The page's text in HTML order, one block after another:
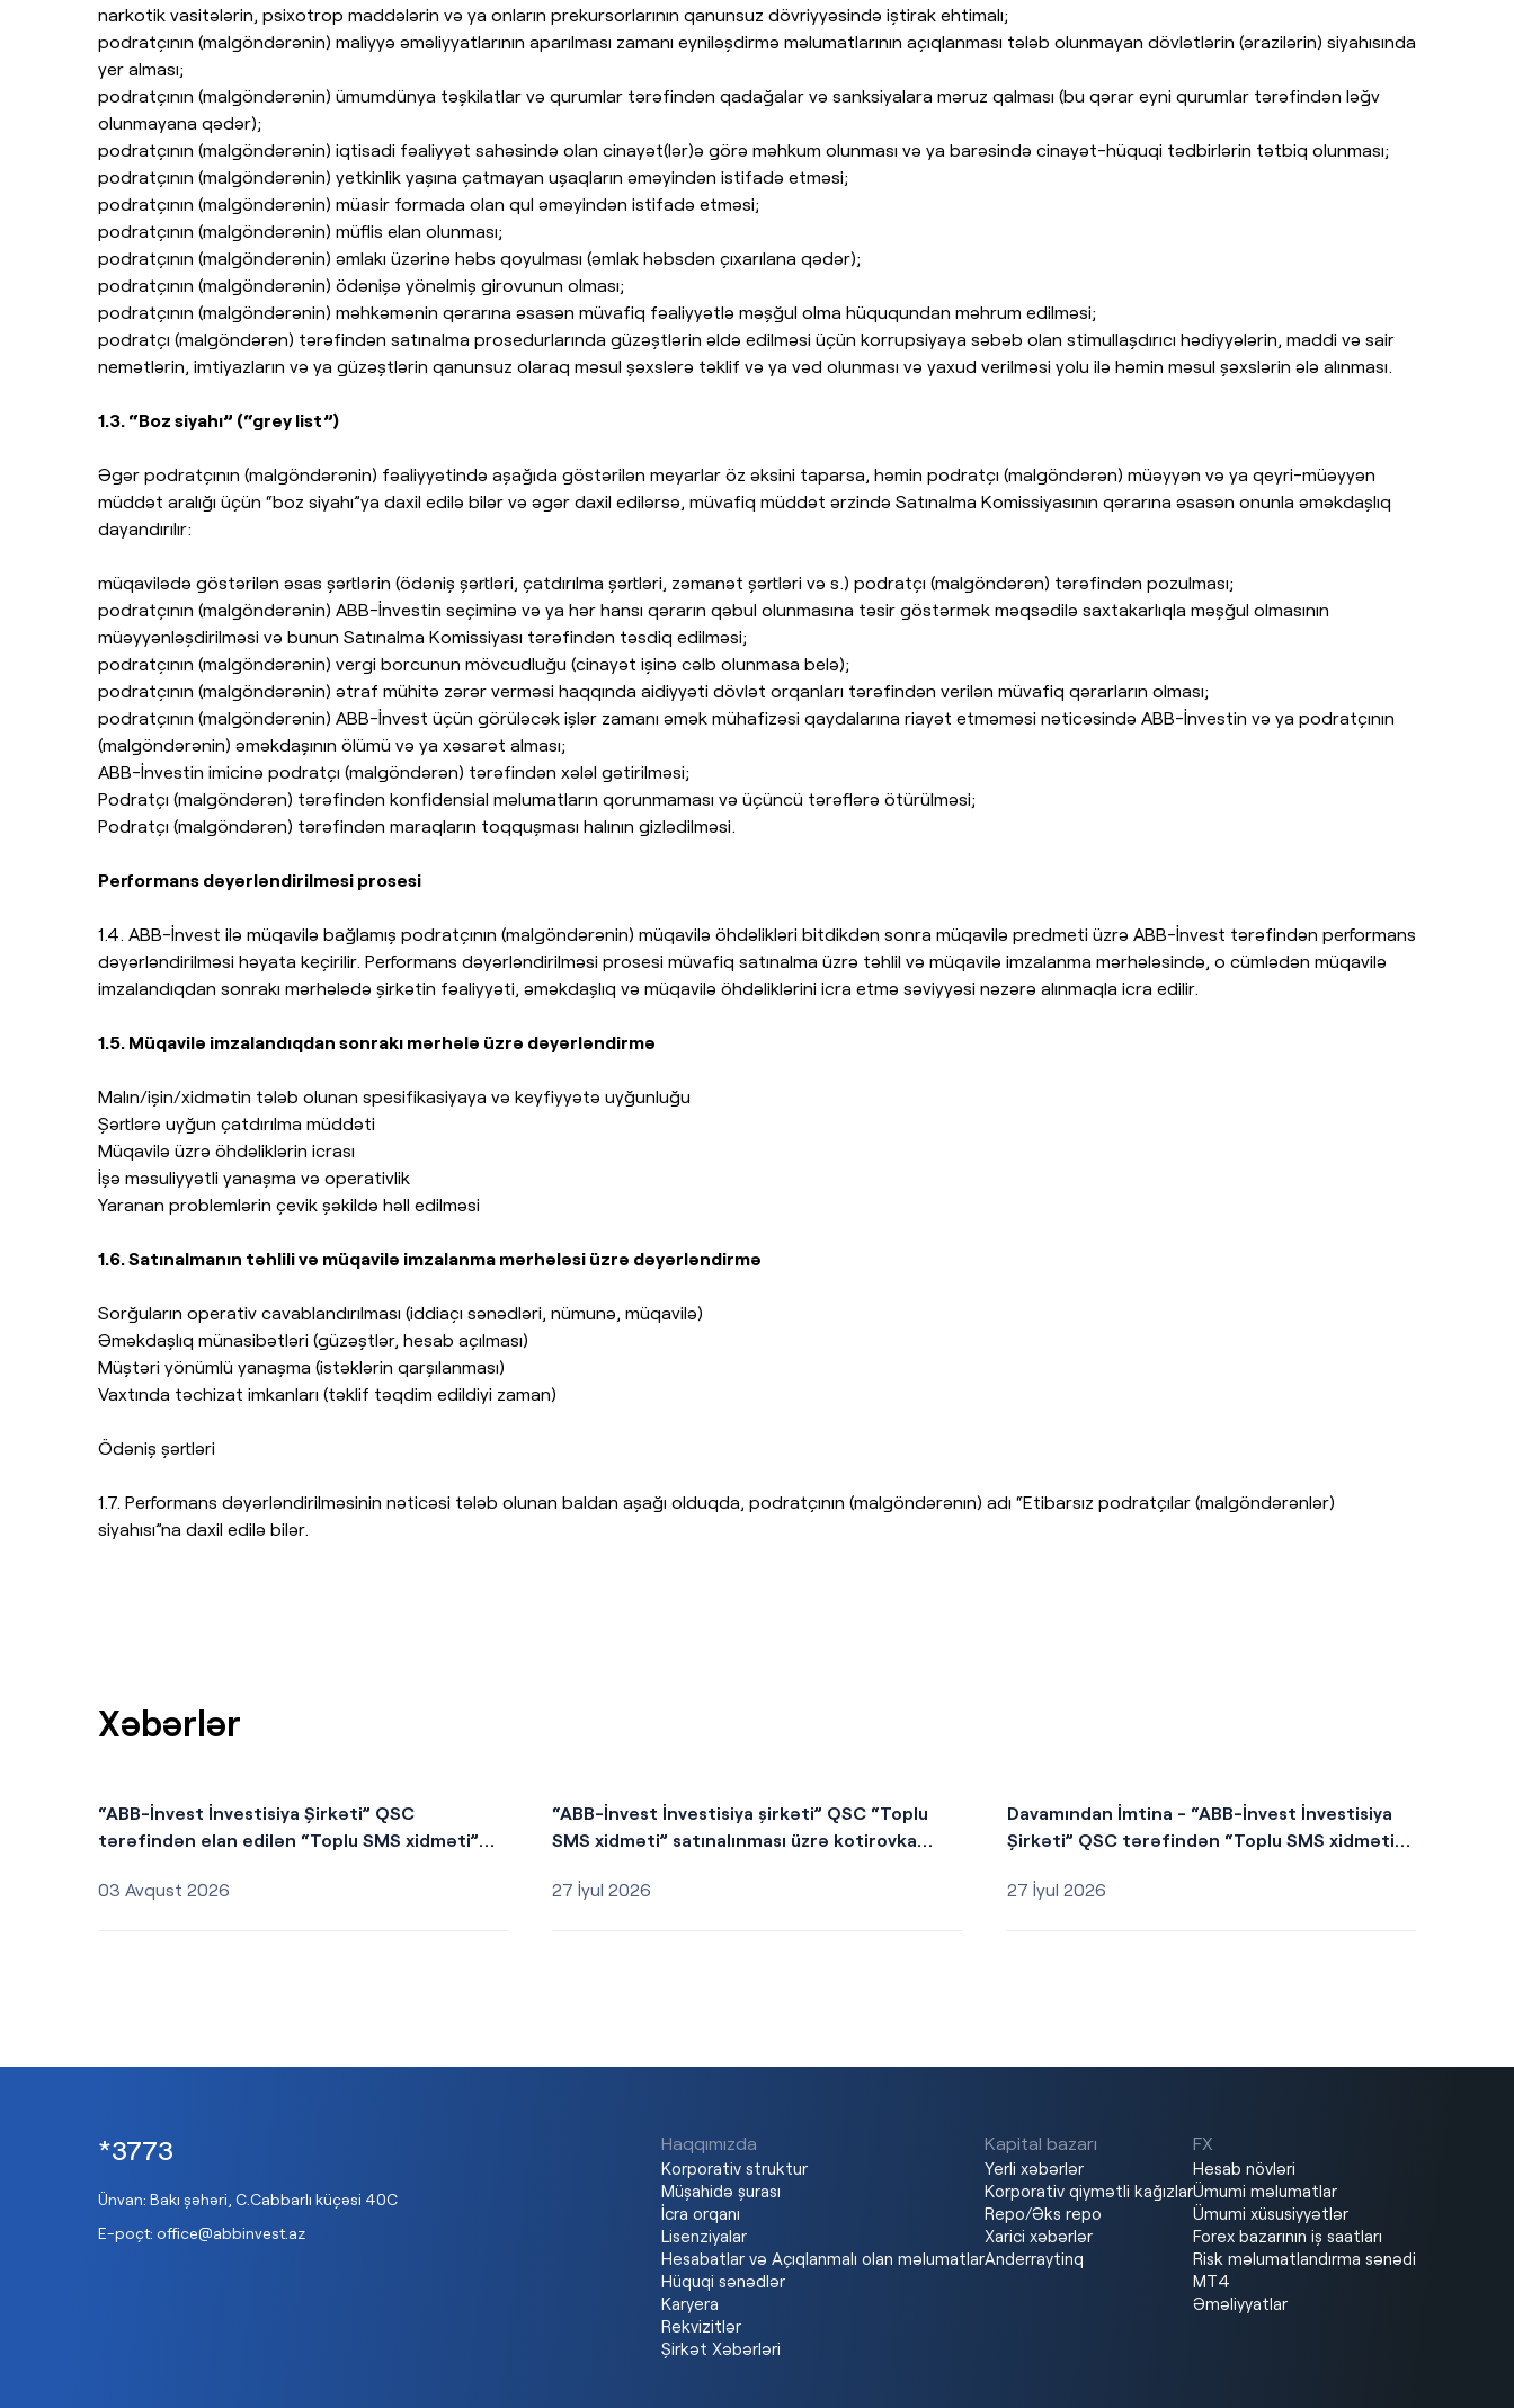
narkotik vasitələrin, psixotrop maddələrin və ya onların prekursorlarının qanunsuz dövriyyəsində iştirak ehtimalı;
podratçının (malgöndərənin) maliyyə əməliyyatlarının aparılması zamanı eyniləşdirmə məlumatlarının açıqlanması tələb olunmayan dövlətlərin (ərazilərin) siyahısında
yer alması;
podratçının (malgöndərənin) ümumdünya təşkilatlar və qurumlar tərəfindən qadağalar və sanksiyalara məruz qalması (bu qərar eyni qurumlar tərəfindən ləğv
olunmayana qədər);
podratçının (malgöndərənin) iqtisadi fəaliyyət sahəsində olan cinayət(lər)ə görə məhkum olunması və ya barəsində cinayət-hüquqi tədbirlərin tətbiq olunması;
podratçının (malgöndərənin) yetkinlik yaşına çatmayan uşaqların əməyindən istifadə etməsi;
podratçının (malgöndərənin) müasir formada olan qul əməyindən istifadə etməsi;
podratçının (malgöndərənin) müflis elan olunması;
podratçının (malgöndərənin) əmlakı üzərinə həbs qoyulması (əmlak həbsdən çıxarılana qədər);
podratçının (malgöndərənin) ödənişə yönəlmiş girovunun olması;
podratçının (malgöndərənin) məhkəmənin qərarına əsasən müvafiq fəaliyyətlə məşğul olma hüququndan məhrum edilməsi;
podratçı (malgöndərən) tərəfindən satınalma prosedurlarında güzəştlərin əldə edilməsi üçün korrupsiyaya səbəb olan stimullaşdırıcı hədiyyələrin, maddi və sair
nemətlərin, imtiyazların və ya güzəştlərin qanunsuz olaraq məsul şəxslərə təklif və ya vəd olunması və yaxud verilməsi yolu ilə həmin məsul şəxslərin ələ alınması.
1.3. “Boz siyahı” (“grey list”)
Əgər podratçının (malgöndərənin) fəaliyyətində aşağıda göstərilən meyarlar öz əksini taparsa, həmin podratçı (malgöndərən) müəyyən və ya qeyri-müəyyən
müddət aralığı üçün “boz siyahı”ya daxil edilə bilər və əgər daxil edilərsə, müvafiq müddət ərzində Satınalma Komissiyasının qərarına əsasən onunla əməkdaşlıq
dayandırılır:
müqavilədə göstərilən əsas şərtlərin (ödəniş şərtləri, çatdırılma şərtləri, zəmanət şərtləri və s.) podratçı (malgöndərən) tərəfindən pozulması;
podratçının (malgöndərənin) ABB-İnvestin seçiminə və ya hər hansı qərarın qəbul olunmasına təsir göstərmək məqsədilə saxtakarlıqla məşğul olmasının
müəyyənləşdirilməsi və bunun Satınalma Komissiyası tərəfindən təsdiq edilməsi;
podratçının (malgöndərənin) vergi borcunun mövcudluğu (cinayət işinə cəlb olunmasa belə);
podratçının (malgöndərənin) ətraf mühitə zərər verməsi haqqında aidiyyəti dövlət orqanları tərəfindən verilən müvafiq qərarların olması;
podratçının (malgöndərənin) ABB-İnvest üçün görüləcək işlər zamanı əmək mühafizəsi qaydalarına riayət etməməsi nəticəsində ABB-İnvestin və ya podratçının
(malgöndərənin) əməkdaşının ölümü və ya xəsarət alması;
ABB-İnvestin imicinə podratçı (malgöndərən) tərəfindən xələl gətirilməsi;
Podratçı (malgöndərən) tərəfindən konfidensial məlumatların qorunmaması və üçüncü tərəflərə ötürülməsi;
Podratçı (malgöndərən) tərəfindən maraqların toqquşması halının gizlədilməsi.
Performans dəyərləndirilməsi prosesi
1.4. ABB-İnvest ilə müqavilə bağlamış podratçının (malgöndərənin) müqavilə öhdəlikləri bitdikdən sonra müqavilə predmeti üzrə ABB-İnvest tərəfindən performans
dəyərləndirilməsi həyata keçirilir. Performans dəyərləndirilməsi prosesi müvafiq satınalma üzrə təhlil və müqavilə imzalanma mərhələsində, o cümlədən müqavilə
imzalandıqdan sonrakı mərhələdə şirkətin fəaliyyəti, əməkdaşlıq və müqavilə öhdəliklərini icra etmə səviyyəsi nəzərə alınmaqla icra edilir.
1.5. Müqavilə imzalandıqdan sonrakı mərhələ üzrə dəyərləndirmə
Malın/işin/xidmətin tələb olunan spesifikasiyaya və keyfiyyətə uyğunluğu
Şərtlərə uyğun çatdırılma müddəti
Müqavilə üzrə öhdəliklərin icrası
İşə məsuliyyətli yanaşma və operativlik
Yaranan problemlərin çevik şəkildə həll edilməsi
1.6. Satınalmanın təhlili və müqavilə imzalanma mərhələsi üzrə dəyərləndirmə
Sorğuların operativ cavablandırılması (iddiaçı sənədləri, nümunə, müqavilə)
Əməkdaşlıq münasibətləri (güzəştlər, hesab açılması)
Müştəri yönümlü yanaşma (istəklərin qarşılanması)
Vaxtında təchizat imkanları (təklif təqdim edildiyi zaman)
Ödəniş şərtləri
1.7. Performans dəyərləndirilməsinin nəticəsi tələb olunan baldan aşağı olduqda, podratçının (malgöndərənın) adı “Etibarsız podratçılar (malgöndərənlər)
siyahısı”na daxil edilə bilər.
Xəbərlər
“ABB-İnvest İnvestisiya Şirkəti” QSC
tərəfindən elan edilən “Toplu SMS xidməti”
03 Avqust 2026
“ABB-İnvest İnvestisiya şirkəti” QSC “Toplu
SMS xidməti” satınalınması üzrə kotirovka
27 İyul 2026
Davamından İmtina - “ABB-İnvest İnvestisiya
Şirkəti” QSC tərəfindən “Toplu SMS xidməti”
27 İyul 2026
*3773
Ünvan: Bakı şəhəri, C.Cabbarlı küçəsi 40C
E-poçt: office@abbinvest.az
Haqqımızda
Korporativ struktur
Müşahidə şurası
İcra orqanı
Lisenziyalar
Hesabatlar və Açıqlanmalı olan məlumatlar
Hüquqi sənədlər
Karyera
Rekvizitlər
Şirkət Xəbərləri
Kapital bazarı
Yerli xəbərlər
Korporativ qiymətli kağızlar
Repo/Əks repo
Xarici xəbərlər
Anderraytinq
FX
Hesab növləri
Ümumi məlumatlar
Ümumi xüsusiyyətlər
Forex bazarının iş saatları
Risk məlumatlandırma sənədi
MT4
Əməliyyatlar